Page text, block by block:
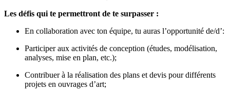
Les défis qui te permettront de te surpasser :
En collaboration avec ton équipe, tu auras l’opportunité de/d’:
Participer aux activités de conception (études, modélisation,
analyses, mise en plan, etc.);
Contribuer à la réalisation des plans et devis pour différents
projets en ouvrages d’art;